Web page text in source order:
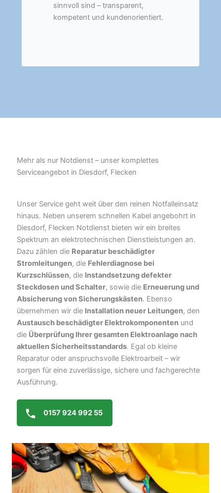
sinnvoll sind – transparent,
kompetent und kundenorientiert.
Mehr als nur Notdienst – unser komplettes
Serviceangebot in Diesdorf, Flecken
Unser Service geht weit über den reinen Notfalleinsatz
hinaus. Neben unserem schnellen Kabel angebohrt in
Diesdorf, Flecken Notdienst bieten wir ein breites
Spektrum an elektrotechnischen Dienstleistungen an.
Dazu zählen die Reparatur beschädigter
Stromleitungen, die Fehlerdiagnose bei
Kurzschlüssen, die Instandsetzung defekter
Steckdosen und Schalter, sowie die Erneuerung und
Absicherung von Sicherungskästen. Ebenso
übernehmen wir die Installation neuer Leitungen, den
Austausch beschädigter Elektrokomponenten und
die Überprüfung Ihrer gesamten Elektroanlage nach
aktuellen Sicherheitsstandards. Egal ob kleine
Reparatur oder anspruchsvolle Elektroarbeit – wir
sorgen für eine zuverlässige, sichere und fachgerechte
Ausführung.
0157 924 992 55